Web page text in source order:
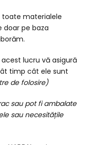
toate materialele
doar pe baza
lucru vă asigură
timp cât ele sunt
de folosire)
sau pot fi ambalate
sau necesitățile